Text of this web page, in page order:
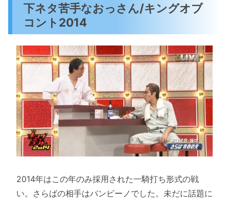
下ネタ苦手なおっさん/キングオブ
コント2014
2014年はこの年のみ採用された一騎打ち形式の戦
い。さらばの相手はバンビーノでした。未だに話題に